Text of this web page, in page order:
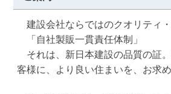
建設会社ならではのクオリティ
「自社製販一貫責任体制」
それは、新日本建設の品質の証
客様に、より良い住まいを、お求め